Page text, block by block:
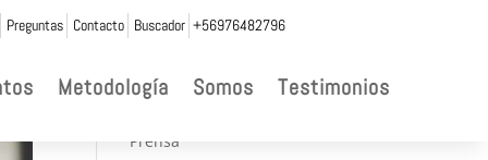
Preguntas Contacto Buscador +56976482796
Metodología Somos Testimonios
Prensa